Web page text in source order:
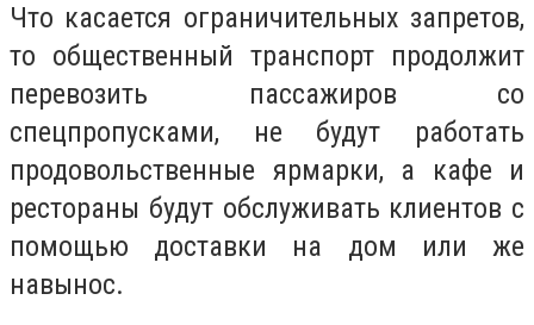
Что касается ограничительных запретов,
то общественный транспорт продолжит
перевозить пассажиров со
спецпропусками, не будут работать
продовольственные ярмарки, а кафе и
рестораны будут обслуживать клиентов с
помощью доставки на дом или же
навынос.